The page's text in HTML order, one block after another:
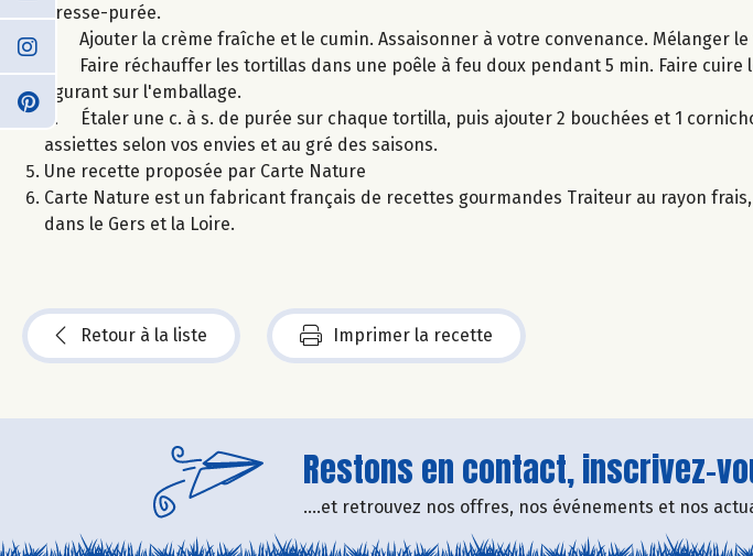
presse-purée.
2. Ajouter la crème fraîche et le cumin. Assaisonner à votre convenance. Mélanger le
3. Faire réchauffer les tortillas dans une poêle à feu doux pendant 5 min. Faire
figurant sur l'emballage.
4. Étaler une c. à s. de purée sur chaque tortilla, puis ajouter 2 bouchées et 1
assiettes selon vos envies et au gré des saisons.
Une recette proposée par Carte Nature
Carte Nature est un fabricant français de recettes gourmandes Traiteur au rayon
dans le Gers et la Loire.
Retour à la liste Imprimer la recette
Restons en contact, inscrivez-
....et retrouvez nos offres, nos événements et nos